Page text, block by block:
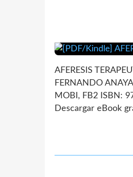
AFERESIS
FERNANDO
MOBI, FB2 ISBN:
Descargar eBook